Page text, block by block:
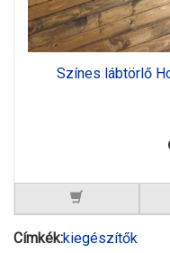
Színes lábtörlő
Címkék:kiegészítők